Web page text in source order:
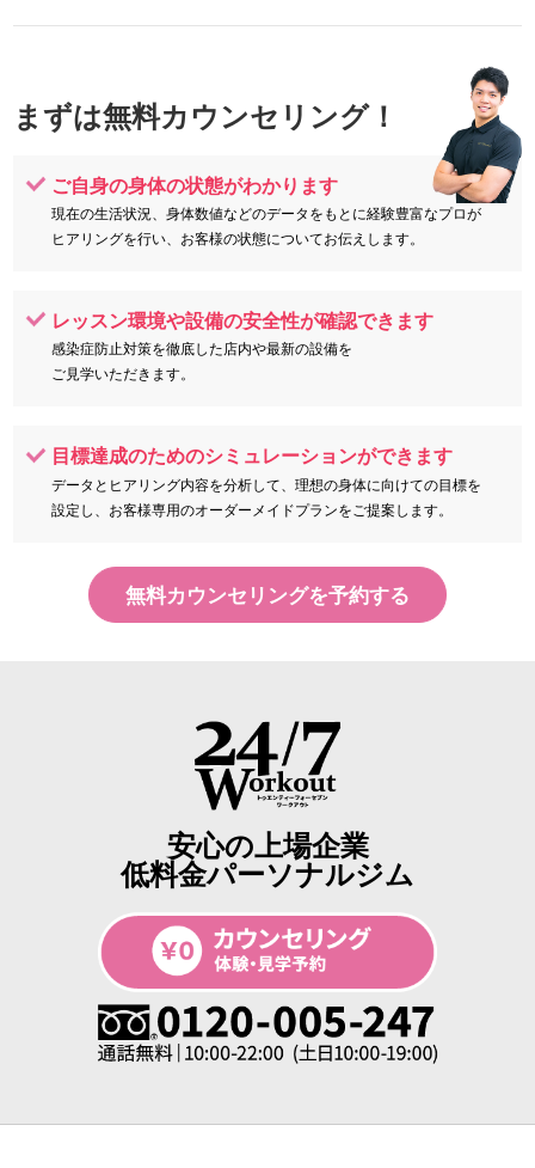
まずは無料カウンセリング！
ご自身の身体の状態がわかります
現在の生活状況、身体数値などのデータをもとに経験豊富なプロが
ヒアリングを行い、 お客様の状態についてお伝えします。
レッスン環境や設備の安全性が確認できます
感染症防止対策を徹底した店内や最新の設備を
ご見学いただきます。
目標達成のためのシミュレーションができます
データとヒアリング内容を分析して、理想の身体に向けての目標を
設定し、 お客様専用のオーダーメイドプランをご提案します。
無料カウンセリングを予約する
安心の上場企業
低料金パーソナルジム